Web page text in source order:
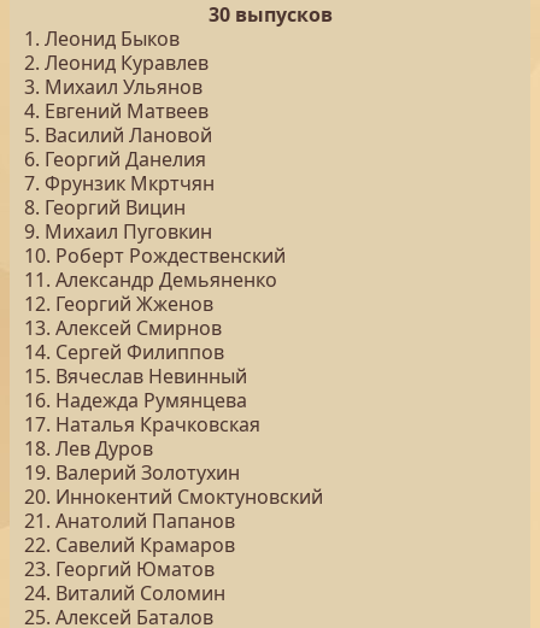
30 выпусков
1. Леонид Быков
2. Леонид Куравлев
3. Михаил Ульянов
4. Евгений Матвеев
5. Василий Лановой
6. Георгий Данелия
7. Фрунзик Мкртчян
8. Георгий Вицин
9. Михаил Пуговкин
10. Роберт Рождественский
11. Александр Демьяненко
12. Георгий Жженов
13. Алексей Смирнов
14. Сергей Филиппов
15. Вячеслав Невинный
16. Надежда Румянцева
17. Наталья Крачковская
18. Лев Дуров
19. Валерий Золотухин
20. Иннокентий Смоктуновский
21. Анатолий Папанов
22. Савелий Крамаров
23. Георгий Юматов
24. Виталий Соломин
25. Алексей Баталов